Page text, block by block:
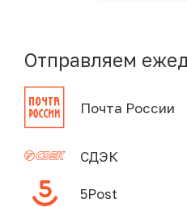
Отправляем
Почта России
СДЭК
5Post